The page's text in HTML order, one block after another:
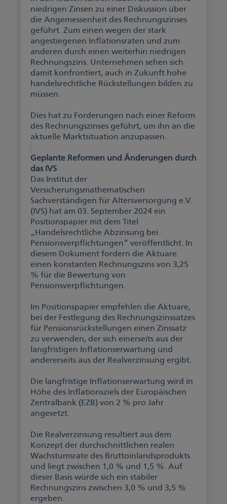
niedrigen Zinsen zu einer Diskussion über
die Angemessenheit des Rechnungszinses
geführt. Zum einen wegen der stark
angestiegenen Inflationsraten und zum
anderen durch einen weiterhin niedrigen
Rechnungszins. Unternehmen sehen sich
damit konfrontiert, auch in Zukunft hohe
handelsrechtliche Rückstellungen bilden zu
müssen.
Dies hat zu Forderungen nach einer Reform
des Rechnungszinses geführt, um ihn an die
aktuelle Marktsituation anzupassen.
Geplante Reformen und Änderungen durch
das IVS
Das Institut der
Versicherungsmathematischen
Sachverständigen für Altersversorgung e.V.
(IVS) hat am 03. September 2024 ein
Positionspapier mit dem Titel
„Handelsrechtliche Abzinsung bei
Pensionsverpflichtungen“ veröffentlicht. In
diesem Dokument fordern die Aktuare
einen konstanten Rechnungszins von 3,25
% für die Bewertung von
Pensionsverpflichtungen.
Im Positionspapier empfehlen die Aktuare,
bei der Festlegung des Rechnungszinssatzes
für Pensionsrückstellungen einen Zinssatz
zu verwenden, der sich einerseits aus der
langfristigen Inflationserwartung und
andererseits aus der Realverzinsung ergibt.
Die langfristige Inflationserwartung wird in
Höhe des Inflationsziels der Europäischen
Zentralbank (EZB) von 2 % pro Jahr
angesetzt.
Die Realverzinsung resultiert aus dem
Konzept der durchschnittlichen realen
Wachstumsrate des Bruttoinlandsprodukts
und liegt zwischen 1,0 % und 1,5 %. Auf
dieser Basis würde sich ein stabiler
Rechnungszins zwischen 3,0 % und 3,5 %
ergeben.